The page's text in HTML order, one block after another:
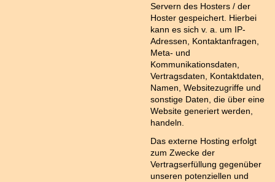
Servern des Hosters / der
Hoster gespeichert. Hierbei
kann es sich v. a. um IP-
Adressen, Kontaktanfragen,
Meta- und
Kommunikationsdaten,
Vertragsdaten, Kontaktdaten,
Namen, Websitezugriffe und
sonstige Daten, die über eine
Website generiert werden,
handeln.
Das externe Hosting erfolgt
zum Zwecke der
Vertragserfüllung gegenüber
unseren potenziellen und